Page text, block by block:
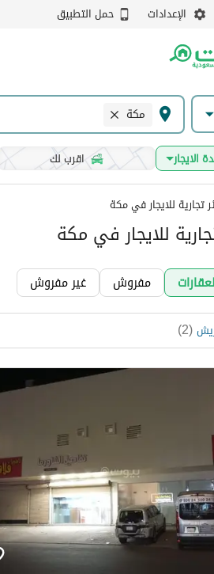
الإعدادات حمل التطبيق
مكة
الايجار اقرب لك
تجارية للايجار في مكة
للايجار في مكة
مفروش غير مفروش
(
2
)